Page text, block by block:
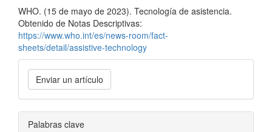
WHO. (15 de mayo de 2023). Tecnología de asistencia.
Obtenido de Notas Descriptivas:
https://www.who.int/es/news-room/fact-
sheets/detail/assistive-technology
Enviar
un
artículo
Enviar un artículo
Palabras clave